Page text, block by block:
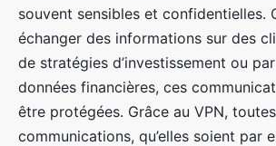
souvent sensibles et confidentielles.
échanger des informations sur des
de stratégies d’investissement ou
données financières, ces
être protégées. Grâce au VPN,
communications, qu’elles soient par